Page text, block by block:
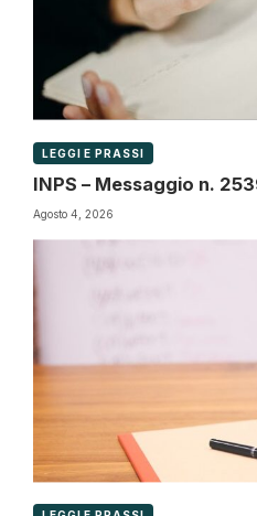
LEGGI E PRASSI
INPS – Messaggio n.
Agosto 4, 2026